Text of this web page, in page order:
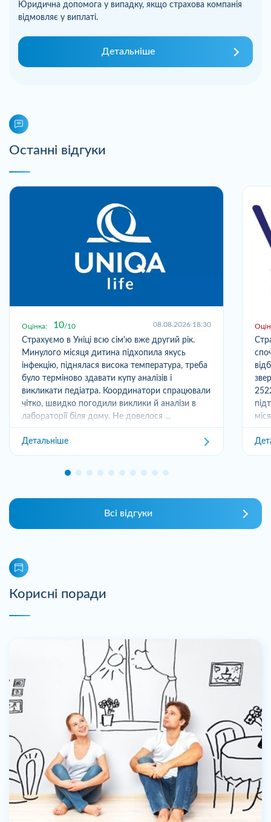
Юридична допомога у випадку, якщо страхова компанія
відмовляє у виплаті.
Детальніше
Останні відгуки
Оцінка: 10 10 08.08.2026 18:30
Страхуємо в Уніці всю сім'ю вже другий рік.
Минулого місяця дитина підхопила якусь
інфекцію, піднялася висока температура, треба
було терміново здавати купу аналізів і
викликати педіатра. Координатори спрацювали
чітко, швидко погодили виклики й аналізи в
лабораторії біля дому. Не довелося ...
Детальніше
Всі відгуки
Корисні поради